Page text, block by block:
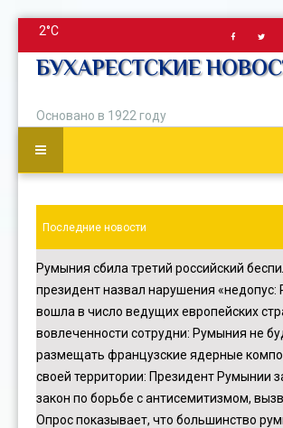
2°C
БУХАРЕСТСКИЕ
Основано в 1922 году
Последние новости
Румыния сбила третий российский
президент назвал нарушения «недопус:
вошла в число ведущих европейских
вовлеченности сотрудни: Румыния не
размещать французские ядерные
своей территории: Президент Румынии
закон по борьбе с антисемитизмом,
Опрос показывает, что большинство